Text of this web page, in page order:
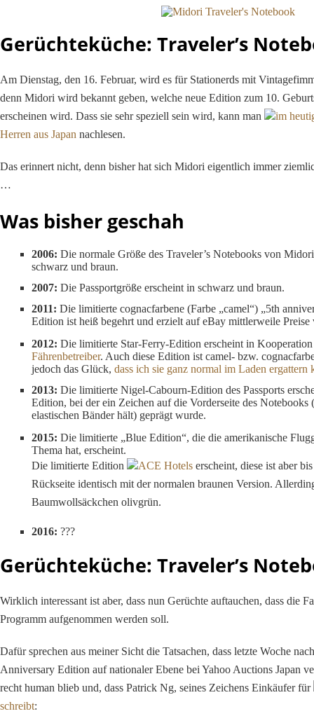
Gerüchteküche: Traveler’s
Am Dienstag, den 16. Februar, wird es für Stationerds mit
denn Midori wird bekannt geben, welche neue Edition zum 10.
erscheinen wird. Dass sie sehr speziell sein wird, kann man
im
Herren aus Japan nachlesen.
Das erinnert nicht, denn bisher hat sich Midori eigentlich immer
…
Was bisher geschah
2006: Die normale Größe des Traveler’s Notebooks von
schwarz und braun.
2007: Die Passportgröße erscheint in schwarz und braun.
2011: Die limitierte cognacfarbene (Farbe „camel“) „5th
Edition ist heiß begehrt und erzielt auf eBay mittlerweile
2012: Die limitierte Star-Ferry-Edition erscheint in
Fährenbetreiber. Auch diese Edition ist camel- bzw.
jedoch das Glück, dass ich sie ganz normal im Laden ergattern
2013: Die limitierte Nigel-Cabourn-Edition des Passports
Edition, bei der ein Zeichen auf die Vorderseite des Notebooks
elastischen Bänder hält) geprägt wurde.
2015: Die limitierte „Blue Edition“, die die amerikanische
Thema hat, erscheint.
Die limitierte Edition
ACE Hotels erscheint, diese ist aber
Rückseite identisch mit der normalen braunen Version.
Baumwollsäckchen olivgrün.
2016: ???
Gerüchteküche: Traveler’s
Wirklich interessant ist aber, dass nun Gerüchte auftauchen, dass die
Programm aufgenommen werden soll.
Dafür sprechen aus meiner Sicht die Tatsachen, dass letzte Woche
Anniversary Edition auf nationaler Ebene bei Yahoo Auctions Japan
recht human blieb und, dass Patrick Ng, seines Zeichens Einkäufer für
schreibt: